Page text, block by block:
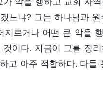
악을 행하고 교회 사
느냐? 그는 하나님과
르거나 어떤 큰 악을
이다. 지금이 그를 정
고 아주 적합하다. 다